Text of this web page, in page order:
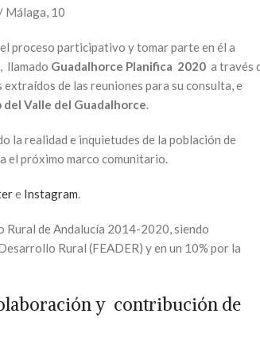
Málaga, 10
proceso participativo y tomar parte en él a
, llamado Guadalhorce Planifica 2020 a través
de las reuniones para su consulta, e
Valle del Guadalhorce.
la realidad e inquietudes de la población de
el próximo marco comunitario.
e Instagram.
Rural de Andalucía 2014-2020, siendo
Rural (FEADER) y en un 10% por la
y contribución de